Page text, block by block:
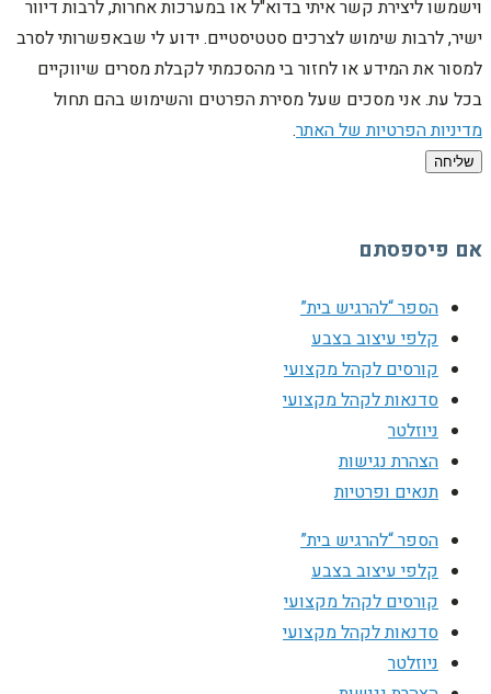
וישמשו ליצירת קשר איתי בדוא"ל או במערכות אחרות, לרבות דיוור
ישיר, לרבות שימוש לצרכים סטטיסטיים. ידוע לי שבאפשרותי לסרב
למסור את המידע או לחזור בי מהסכמתי לקבלת מסרים שיווקיים
בכל עת. אני מסכים שעל מסירת הפרטים והשימוש בהם תחול
מדיניות הפרטיות של האתר.
שליחה
אם פיספסתם
הספר “להרגיש בית”
קלפי עיצוב בצבע
קורסים לקהל מקצועי
סדנאות לקהל מקצועי
ניוזלטר
הצהרת נגישות
תנאים ופרטיות
הספר “להרגיש בית”
קלפי עיצוב בצבע
קורסים לקהל מקצועי
סדנאות לקהל מקצועי
ניוזלטר